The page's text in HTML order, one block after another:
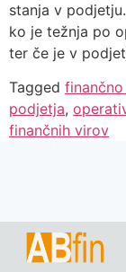
stanja v
ko je težnja po
ter če je v
Tagged
podjetja,
finančnih virov